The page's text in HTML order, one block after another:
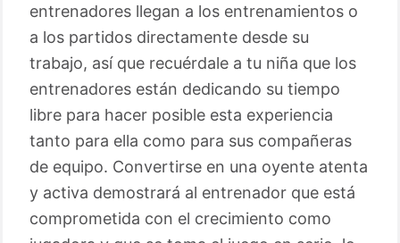
entrenadores llegan a los entrenamientos o
a los partidos directamente desde su
trabajo, así que recuérdale a tu niña que los
entrenadores están dedicando su tiempo
libre para hacer posible esta experiencia
tanto para ella como para sus compañeras
de equipo. Convertirse en una oyente atenta
y activa demostrará al entrenador que está
comprometida con el crecimiento como